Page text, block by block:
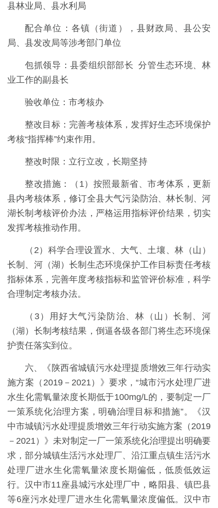
县林业局、县水利局
配合单位：各镇（街道），县财政局、县公安
局、县发改局等涉考部门单位
包抓领导：县委组织部部长 分管生态环境、林
业工作的副县长
验收单位：市考核办
整改目标：完善考核体系，发挥好生态环境保护
考核“指挥棒”约束作用。
整改时限：立行立改，长期坚持
整改措施：（1）按照最新省、市考体系，更新
县内考核体系，修订全县大气污染防治、林长制、河
湖长制考核评价办法，严格运用指标评价结果，切实
发挥考核推动作用。
（2）科学合理设置水、大气、土壤、林（山）
长制、河（湖）长制生态环境保护工作目标责任考核
指标体系，完善年度考核指标和监管评价标准，科学
合理制定考核办法。
（3）用好大气污染防治、林（山）长制、河
（湖）长制考核结果，倒逼各级各部门将生态环境保
护责任落实到位。
六、《陕西省城镇污水处理提质增效三年行动实
施方案（2019－2021）》要求，“城市污水处理厂进
水生化需氧量浓度长期低于100mg/L的，要制定一厂
一策系统化治理方案，明确治理目标和措施”。《汉
中市城镇污水处理提质增效三年行动实施方案（2019
－2021）》未对制定一厂一策系统化治理提出明确要
求，部分城镇生活污水处理厂、沿江重点镇生活污水
处理厂进水生化需氧量浓度长期偏低，低质低效运
行。汉中市11座县城污水处理厂中，略阳县、镇巴县
等6座污水处理厂进水生化需氧量浓度偏低。汉中市